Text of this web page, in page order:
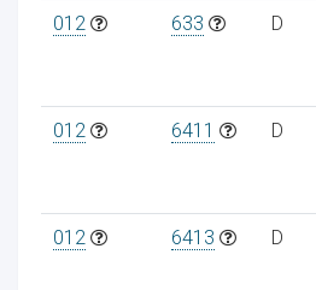
012 633 D
012 6411 D
012 6413 D